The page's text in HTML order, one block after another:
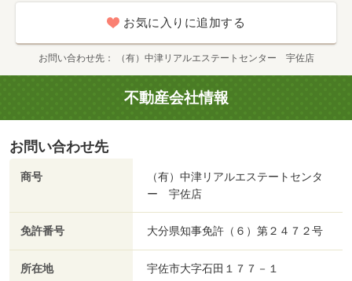
お気に入りに追加する
お問い合わせ先 （有）中津リアルエステートセンター 宇佐店
不動産会社情報
お問い合わせ先
商号
（有）中津リアルエステートセンタ
ー 宇佐店
免許番号 大分県知事免許（６）第２４７２号
所在地 宇佐市大字石田１７７－１